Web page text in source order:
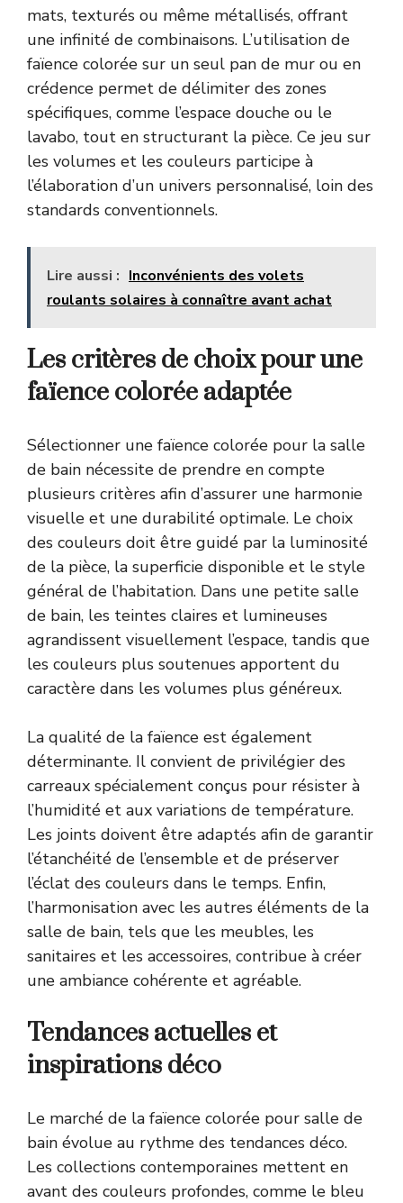
mats, texturés ou même métallisés, offrant
une infinité de combinaisons. L’utilisation de
faïence colorée sur un seul pan de mur ou en
crédence permet de délimiter des zones
spécifiques, comme l’espace douche ou le
lavabo, tout en structurant la pièce. Ce jeu sur
les volumes et les couleurs participe à
l’élaboration d’un univers personnalisé, loin des
standards conventionnels.
Lire aussi : Inconvénients des volets
roulants solaires à connaître avant achat
Les critères de choix pour une
faïence colorée adaptée
Sélectionner une faïence colorée pour la salle
de bain nécessite de prendre en compte
plusieurs critères afin d’assurer une harmonie
visuelle et une durabilité optimale. Le choix
des couleurs doit être guidé par la luminosité
de la pièce, la superficie disponible et le style
général de l’habitation. Dans une petite salle
de bain, les teintes claires et lumineuses
agrandissent visuellement l’espace, tandis que
les couleurs plus soutenues apportent du
caractère dans les volumes plus généreux.
La qualité de la faïence est également
déterminante. Il convient de privilégier des
carreaux spécialement conçus pour résister à
l’humidité et aux variations de température.
Les joints doivent être adaptés afin de garantir
l’étanchéité de l’ensemble et de préserver
l’éclat des couleurs dans le temps. Enfin,
l’harmonisation avec les autres éléments de la
salle de bain, tels que les meubles, les
sanitaires et les accessoires, contribue à créer
une ambiance cohérente et agréable.
Tendances actuelles et
inspirations déco
Le marché de la faïence colorée pour salle de
bain évolue au rythme des tendances déco.
Les collections contemporaines mettent en
avant des couleurs profondes, comme le bleu